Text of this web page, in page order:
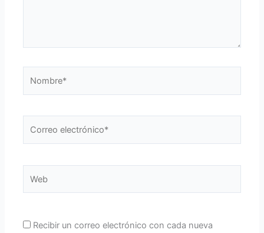
electrónico*
Recibir un correo electrónico con cada nueva